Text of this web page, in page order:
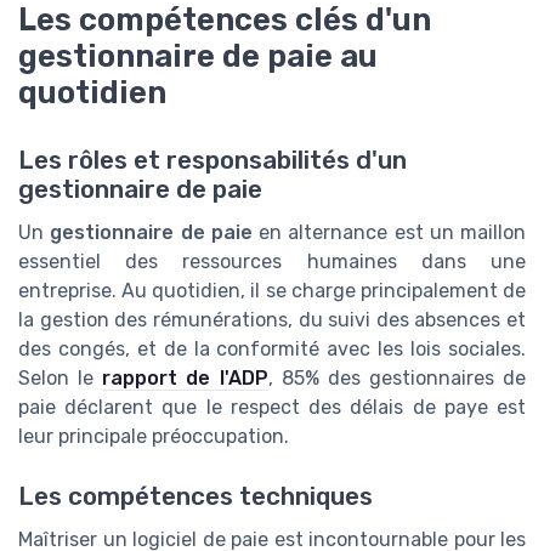
Les compétences clés d'un
gestionnaire de paie au
quotidien
Les rôles et responsabilités d'un
gestionnaire de paie
Un gestionnaire de paie en alternance est un maillon
essentiel des ressources humaines dans une
entreprise. Au quotidien, il se charge principalement de
la gestion des rémunérations, du suivi des absences et
des congés, et de la conformité avec les lois sociales.
Selon le rapport de l'ADP, 85% des gestionnaires de
paie déclarent que le respect des délais de paye est
leur principale préoccupation.
Les compétences techniques
Maîtriser un logiciel de paie est incontournable pour les